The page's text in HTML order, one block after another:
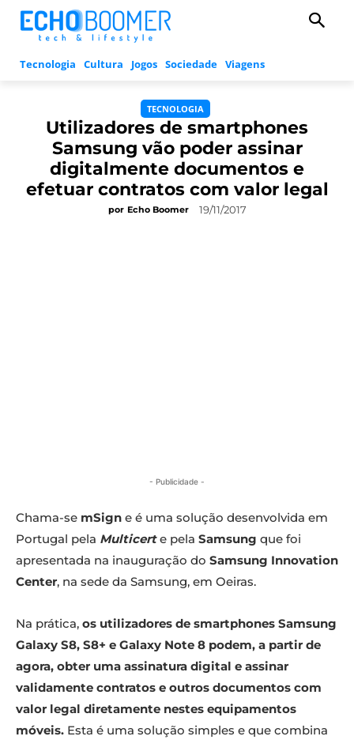
Tecnologia Cultura Jogos Sociedade Viagens
TECNOLOGIA
Utilizadores de smartphones
Samsung vão poder assinar
digitalmente documentos e
efetuar contratos com valor legal
por Echo Boomer 19/11/2017
- Publicidade -
Chama-se mSign e é uma solução desenvolvida em
Portugal pela Multicerte pela Samsung que foi
apresentada na inauguração do Samsung Innovation
Center, na sede da Samsung, em Oeiras.
Na prática, os utilizadores de smartphones Samsung
Galaxy S8, S8+ e Galaxy Note 8 podem, a partir de
agora, obter uma assinatura digital e assinar
validamente contratos e outros documentos com
valor legal diretamente nestes equipamentos
móveis. Esta é uma solução simples e que combina